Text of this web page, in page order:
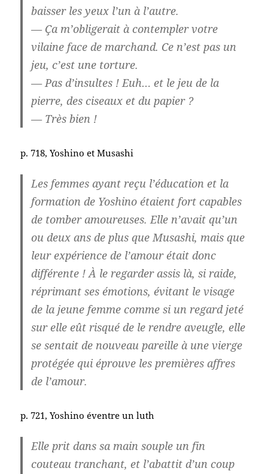
baisser les yeux l’un à l’autre.
— Ça m’obligerait à contempler votre
vilaine face de marchand. Ce n’est pas un
jeu, c’est une torture.
— Pas d’insultes ! Euh… et le jeu de la
pierre, des ciseaux et du papier ?
— Très bien !
p. 718, Yoshino et Musashi
Les femmes ayant reçu l’éducation et la
formation de Yoshino étaient fort capables
de tomber amoureuses. Elle n’avait qu’un
ou deux ans de plus que Musashi, mais que
leur expérience de l’amour était donc
différente ! À le regarder assis là, si raide,
réprimant ses émotions, évitant le visage
de la jeune femme comme si un regard jeté
sur elle eût risqué de le rendre aveugle, elle
se sentait de nouveau pareille à une vierge
protégée qui éprouve les premières affres
de l’amour.
p. 721, Yoshino éventre un luth
Elle prit dans sa main souple un fin
couteau tranchant, et l’abattit d’un coup